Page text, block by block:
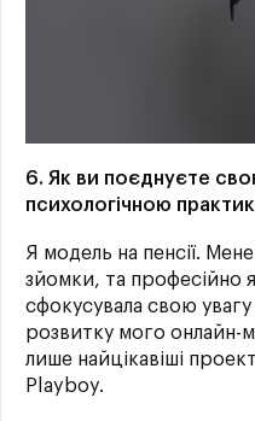
6. Як ви поєднуєте
психологічною
Я модель на пенсії.
зйомки, та професійно
сфокусувала свою увагу
розвитку мого онлайн-
лише найцікавіші
Playboy.